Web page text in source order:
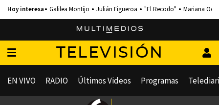
Galilea Montijo Julián Figueroa "El Recodo" Mariana
TELEVISIÓN
EN VIVO RADIO Últimos Videos Programas